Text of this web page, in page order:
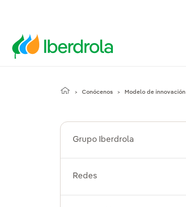
Conócenos Modelo de innovación
Grupo Iberdrola
Redes